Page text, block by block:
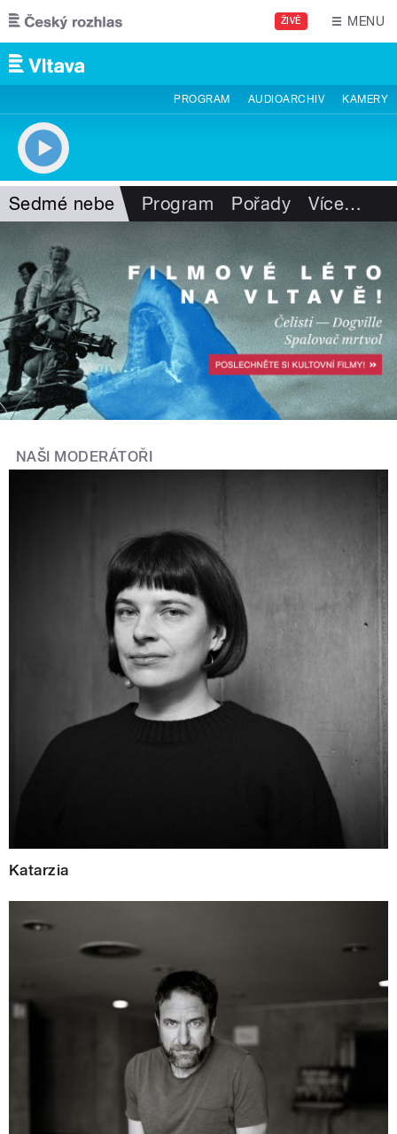
Přejít k hlavnímu obsahu
ŽIVĚ MENU
PROGRAM AUDIOARCHIV KAMERY
Sedmé nebe Program Pořady Více…
NAŠI MODERÁTOŘI
Katarzia